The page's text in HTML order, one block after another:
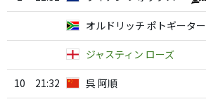
オルドリッチ ポトギーター
ジャスティン ローズ
10 21:32 呉 阿順